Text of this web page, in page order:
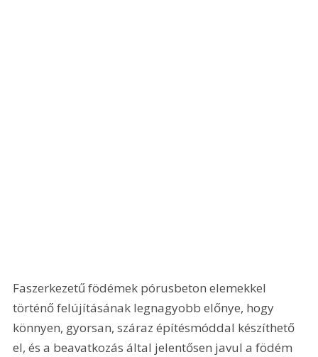
Faszerkezetű födémek pórusbeton elemekkel
történő felújításának legnagyobb előnye, hogy
könnyen, gyorsan, száraz építésmóddal készíthető
el, és a beavatkozás által jelentősen javul a födém